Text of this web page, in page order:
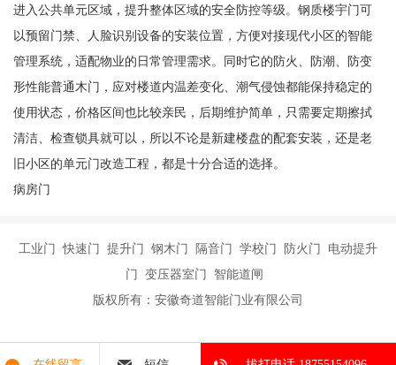
进入公共单元区域，提升整体区域的安全防控等级。钢质楼宇门可
以预留门禁、人脸识别设备的安装位置，方便对接现代小区的智能
管理系统，适配物业的日常管理需求。同时它的防火、防潮、防变
形性能普通木门，应对楼道内温差变化、潮气侵蚀都能保持稳定的
使用状态，价格区间也比较亲民，后期维护简单，只需要定期擦拭
清洁、检查锁具就可以，所以不论是新建楼盘的配套安装，还是老
旧小区的单元门改造工程，都是十分合适的选择。
病房门
工业门 快速门 提升门 钢木门 隔音门 学校门 防火门 电动提升
门 变压器室门 智能道闸
版权所有：安徽奇道智能门业有限公司